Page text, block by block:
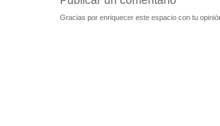
Gracias por enriquecer este espacio con tu